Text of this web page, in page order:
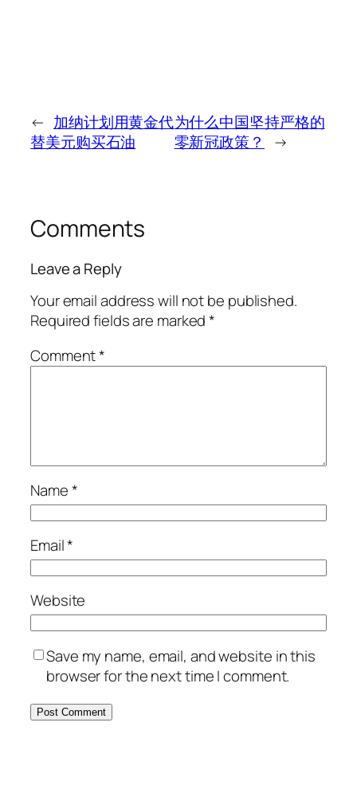
← 加纳计划用黄金代
替美元购买石油
为什么中国坚持严格的
零新冠政策？
→
Comments
Leave a Reply
Your email address will not be published.
Required fields are marked*
Comment*
Name*
Email*
Website
Save my name, email, and website in this
browser for the next time I comment.